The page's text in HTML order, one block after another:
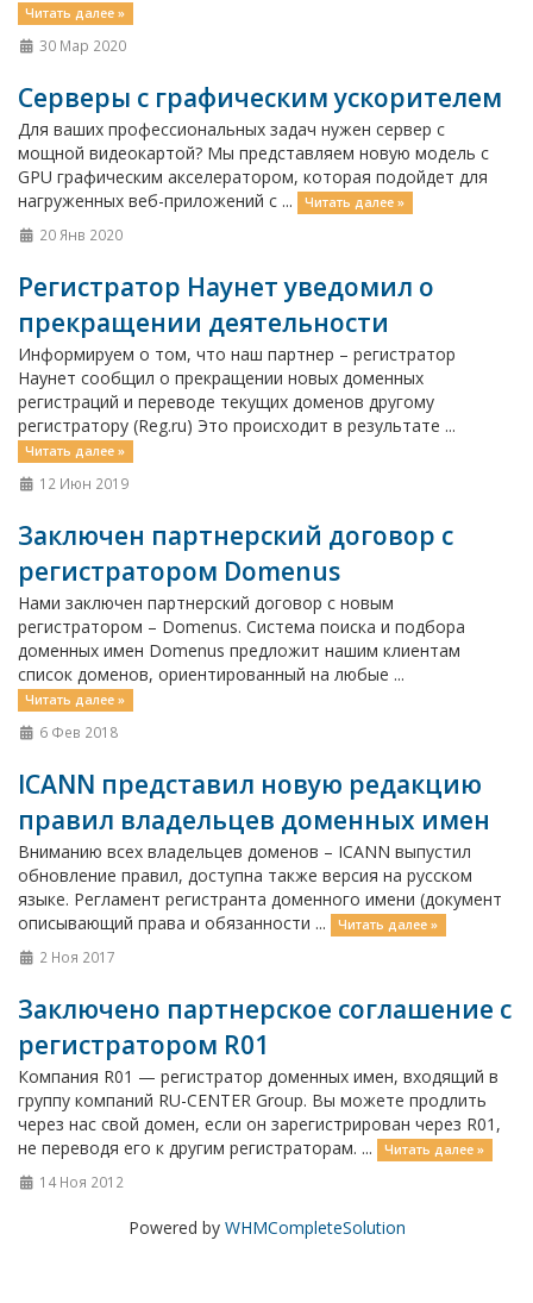
Читать далее »
30 Мар 2020
Серверы с графическим ускорителем
Для ваших профессиональных задач нужен сервер с
мощной видеокартой? Мы представляем новую модель с
GPU графическим акселератором, которая подойдет для
нагруженных веб-приложений с ...
Читать далее »
20 Янв 2020
Регистратор Наунет уведомил о
прекращении деятельности
Информируем о том, что наш партнер – регистратор
Наунет сообщил о прекращении новых доменных
регистраций и переводе текущих доменов другому
регистратору (Reg.ru) Это происходит в результате ...
Читать далее »
12 Июн 2019
Заключен партнерский договор с
регистратором Domenus
Нами заключен партнерский договор с новым
регистратором – Domenus. Система поиска и подбора
доменных имен Domenus предложит нашим клиентам
список доменов, ориентированный на любые ...
Читать далее »
6 Фев 2018
ICANN представил новую редакцию
правил владельцев доменных имен
Вниманию всех владельцев доменов – ICANN выпустил
обновление правил, доступна также версия на русском
языке. Регламент регистранта доменного имени (документ
описывающий права и обязанности ...
Читать далее »
2 Ноя 2017
Заключено партнерское соглашение с
регистратором R01
Компания R01 — регистратор доменных имен, входящий в
группу компаний RU-CENTER Group. Вы можете продлить
через нас свой домен, если он зарегистрирован через R01,
не переводя его к другим регистраторам. ...
Читать далее »
14 Ноя 2012
Powered by WHMCompleteSolution